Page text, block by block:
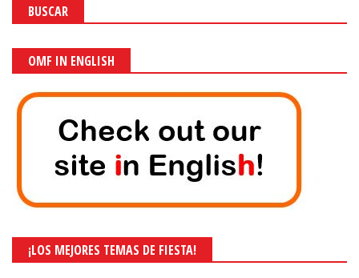
BUSCAR
OMF IN ENGLISH
¡LOS MEJORES TEMAS DE FIESTA!